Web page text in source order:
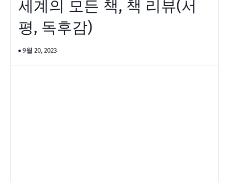
세계의 모든 책, 책 리뷰(서
평, 독후감)
9월 20, 2023